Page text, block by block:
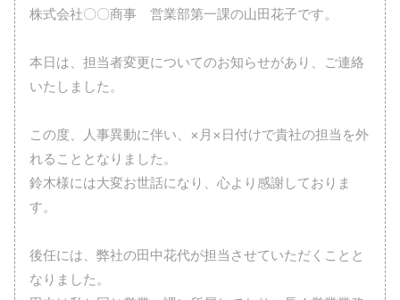
株式会社〇〇商事 営業部第一課の山田花子です。
本日は、担当者変更についてのお知らせがあり、ご連絡
いたしました。
この度、人事異動に伴い、×月×日付けで貴社の担当を外
れることとなりました。
鈴木様には大変お世話になり、心より感謝しておりま
す。
後任には、弊社の田中花代が担当させていただくことと
なりました。